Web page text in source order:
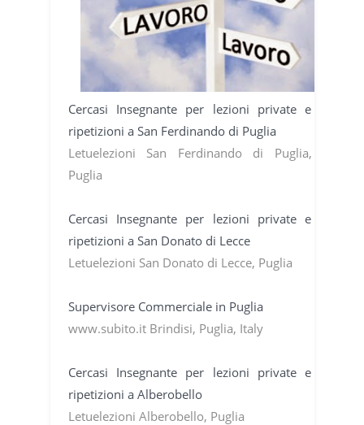
Cercasi Insegnante per lezioni private e
ripetizioni a San Ferdinando di Puglia
Letuelezioni San Ferdinando di Puglia,
Puglia
Cercasi Insegnante per lezioni private e
ripetizioni a San Donato di Lecce
Letuelezioni San Donato di Lecce, Puglia
Supervisore Commerciale in Puglia
www.subito.it Brindisi, Puglia, Italy
Cercasi Insegnante per lezioni private e
ripetizioni a Alberobello
Letuelezioni Alberobello, Puglia